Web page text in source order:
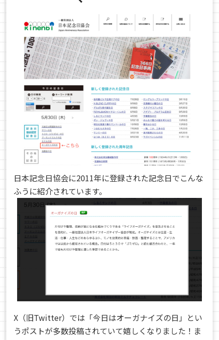
日本記念日協会に2011年に登録された記念日でこんな
ふうに紹介されています。
X（旧Twitter）では「今日はオーガナイズの日」とい
うポストが多数投稿されていて嬉しくなりました！ま